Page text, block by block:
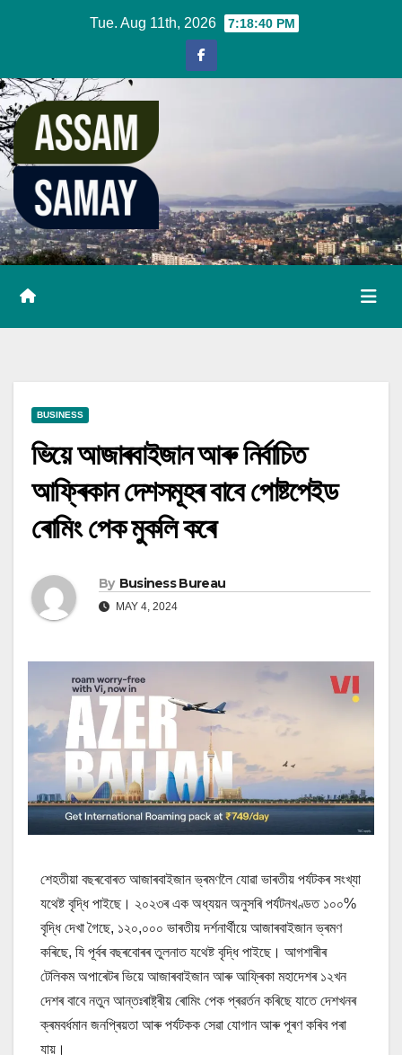
Tue. Aug 11th, 2026 7:18:41 PM
BUSINESS
ভিয়ে আজাৰবাইজান আৰু নিৰ্বাচিত
আফ্ৰিকান দেশসমূহৰ বাবে পোষ্টপেইড
ৰোমিং পেক মুকলি কৰে
By Business Bureau
MAY 4, 2024
শেহতীয়া বছৰবোৰত আজাৰবাইজান ভ্ৰমণলৈ যোৱা ভাৰতীয় পৰ্যটকৰ সংখ্যা
যথেষ্ট বৃদ্ধি পাইছে। ২০২৩ৰ এক অধ্যয়ন অনুসৰি পৰ্যটনখণ্ডত ১০০%
বৃদ্ধি দেখা গৈছে, ১২০,০০০ ভাৰতীয় দৰ্শনাৰ্থীয়ে আজাৰবাইজান ভ্ৰমণ
কৰিছে, যি পূৰ্বৰ বছৰবোৰৰ তুলনাত যথেষ্ট বৃদ্ধি পাইছে। আগশাৰীৰ
টেলিকম অপাৰেটৰ ভিয়ে আজাৰবাইজান আৰু আফ্ৰিকা মহাদেশৰ ১২খন
দেশৰ বাবে নতুন আন্তঃৰাষ্ট্ৰীয় ৰোমিং পেক প্ৰৱৰ্তন কৰিছে যাতে দেশখনৰ
ক্ৰমবৰ্ধমান জনপ্ৰিয়তা আৰু পৰ্যটকক সেৱা যোগান আৰু পূৰণ কৰিব পৰা
যায়।